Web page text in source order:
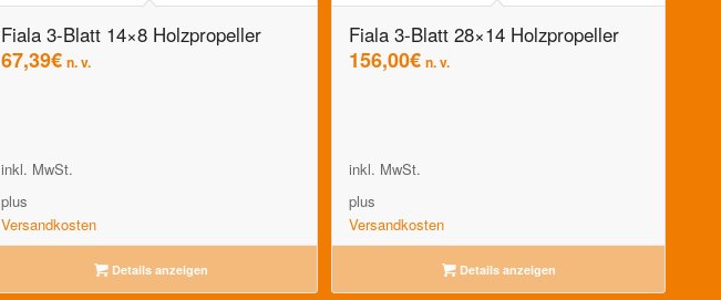
Fiala 3-Blatt 14×8 Holzpropeller
67,39€ n. v.
inkl. MwSt.
plus
Versandkosten
Details anzeigen
Fiala 3-Blatt 28×14 Holzpropeller
156,00€ n. v.
inkl. MwSt.
plus
Versandkosten
Details anzeigen